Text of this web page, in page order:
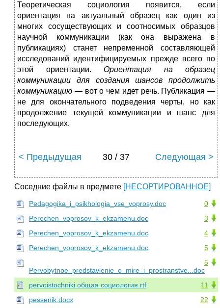
Теоретическая социология появится, если
ориентация на актуальный образец как один из
многих сосуществующих и соотносимых образцов
научной коммуникации (как она выражена в
публикациях) станет непременной составляющей
исследований идентифицируемых прежде всего по
этой ориентации. Ориентация на образец
коммуникации для создания шансов продолжить
коммуникацию — вот о чем идет речь. Публикация —
не для окончательного подведения черты, но как
продолжение текущей коммуникации и шанс для
последующих.
< Предыдущая 30 / 37 Следующая >
Соседние файлы в предмете [НЕСОРТИРОВАННОЕ]
0
Pedagogika_i_psikhologia_vse_voprosy.doc
3
Perechen_voprosov_k_ekzamenu.doc
4
Perechen_voprosov_k_ekzamenu.doc
5
Perechen_voprosov_k_ekzamenu.doc
5
Pervobytnoe_predstavlenie_o_mire_i_prostranstve...doc
11
pervoistochniki общая социология.rtf
22
pessenik.docx